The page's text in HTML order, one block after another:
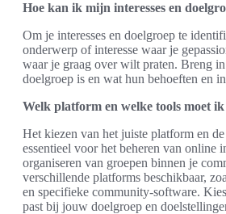
Hoe kan ik mijn interesses en
Om je interesses en doelgroep te
onderwerp of interesse waar je
waar je graag over wilt praten. Breng
doelgroep is en wat hun behoeften en
Welk platform en welke tools moet
Het kiezen van het juiste platform en
essentieel voor het beheren van online
organiseren van groepen binnen je
verschillende platforms beschikbaar,
en specifieke community-software.
past bij jouw doelgroep en